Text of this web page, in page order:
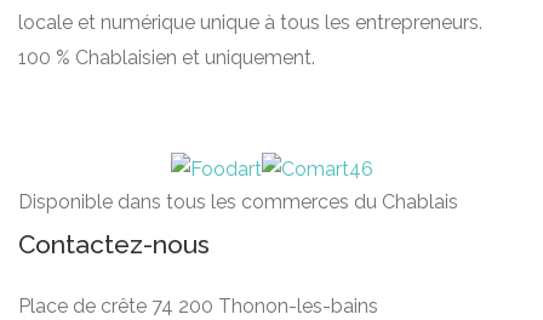
locale et numérique unique à tous les entrepreneurs.
100 % Chablaisien et uniquement.
Disponible dans tous les commerces du Chablais
Contactez-nous
Place de crête 74 200 Thonon-les-bains